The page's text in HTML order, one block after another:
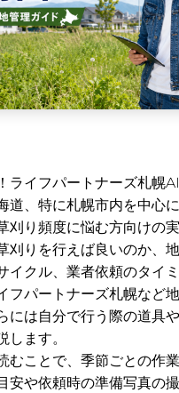
ライフパートナーズ札幌
道、特に札幌市内を中心
刈り頻度に悩む方向けの
刈りを行えば良いのか、
イクル、業者依頼のタイ
フパートナーズ札幌など
には自分で行う際の道具
します。
むことで、季節ごとの作
安や依頼時の準備写真の